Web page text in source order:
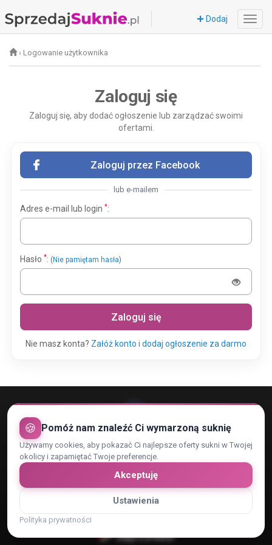
Dodaj
› Logowanie użytkownika
Zaloguj się
Zaloguj się, aby dodać ogłoszenie lub zarządzać swoimi
ofertami.
Zaloguj przez Facebook
lub e-mailem
Adres e-mail lub login *:
Hasło *: ( Nie pamiętam hasła)
Zaloguj się
Nie masz konta? Załóż konto i dodaj ogłoszenie za darmo
Rejestracja konta Regulamin
Polityka Prywatności i RODO
Zaufani Partnerzy
Reklama
Dopasowanie reklam
Płatności obsługiwane przez:
🍪 Pomóż nam znaleźć Ci wymarzoną suknię
Używamy cookies, aby pokazać Ci najlepsze oferty sukni w Twojej
okolicy i zapamiętać Twoje preferencje.
Ustawienia
Akceptuję
Polityka prywatności